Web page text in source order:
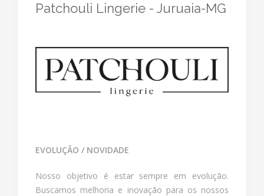
Patchouli Lingerie - Juruaia-MG
EVOLUÇÃO / NOVIDADE
Nosso objetivo é estar sempre em evolução.
Buscamos melhoria e inovação para os nossos